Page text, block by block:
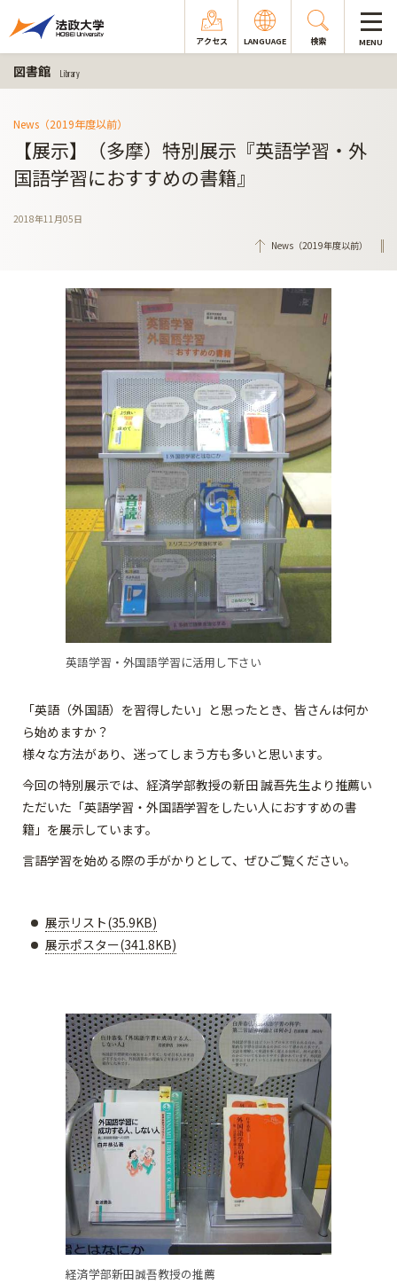
アクセス LANGUAGE 検索 MENU
図書館 Library
News（2019年度以前）
【展示】（多摩）特別展示『英語学習・外
国語学習におすすめの書籍』
2018年11月05日
News（2019年度以前）
英語学習・外国語学習に活用し下さい
「英語（外国語）を習得したい」と思ったとき、皆さんは何か
ら始めますか？
様々な方法があり、迷ってしまう方も多いと思います。
今回の特別展示では、経済学部教授の新田 誠吾先生より推薦い
ただいた「英語学習・外国語学習をしたい人におすすめの書
籍」を展示しています。
言語学習を始める際の手がかりとして、ぜひご覧ください。
展示リスト(35.9KB)
展示ポスター(341.8KB)
経済学部新田誠吾教授の推薦